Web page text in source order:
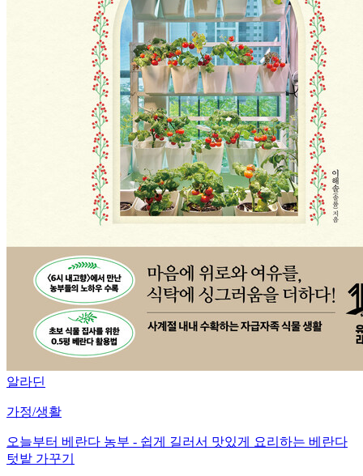
알라딘
가정/생활
오늘부터 베란다 농부 - 쉽게 길러서 맛있게 요리하는 베란다
텃밭 가꾸기